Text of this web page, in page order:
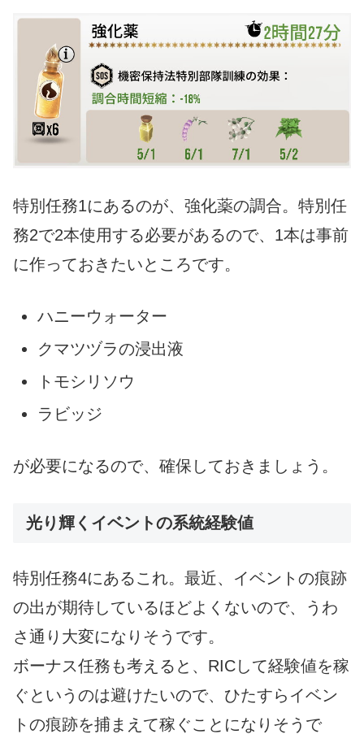
特別任務1にあるのが、強化薬の調合。特別任
務2で2本使用する必要があるので、1本は事前
に作っておきたいところです。
ハニーウォーター
クマツヅラの浸出液
トモシリソウ
ラビッジ
が必要になるので、確保しておきましょう。
光り輝くイベントの系統経験値
特別任務4にあるこれ。最近、イベントの痕跡
の出が期待しているほどよくないので、うわ
さ通り大変になりそうです。
ボーナス任務も考えると、RICして経験値を稼
ぐというのは避けたいので、ひたすらイベン
トの痕跡を捕まえて稼ぐことになりそうで